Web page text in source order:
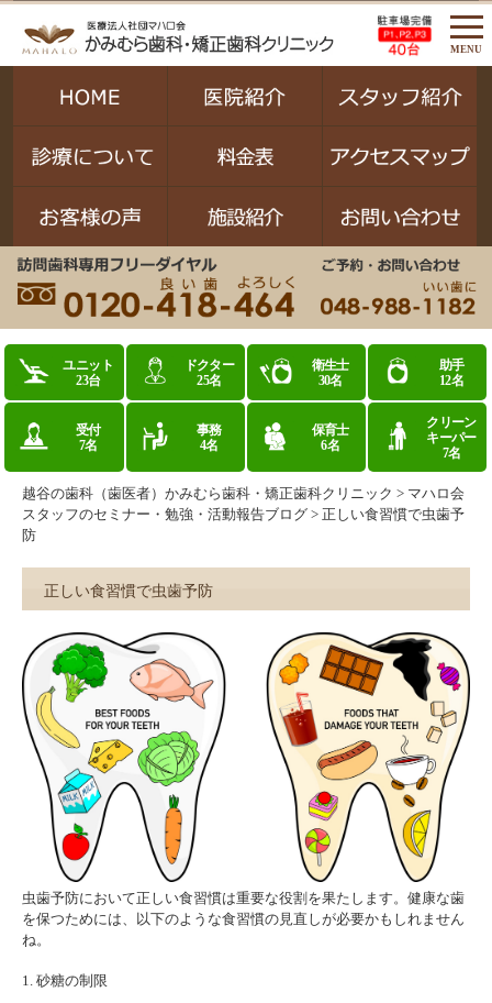
MENU
ユニット
23台
ドクター
25名
衛生士
30名
助手
12名
受付
7名
事務
4名
保育士
6名
クリーン
キーパー
7名
越谷の歯科（歯医者）かみむら歯科・矯正歯科クリニック > マハロ会
スタッフのセミナー・勉強・活動報告ブログ > 正しい食習慣で虫歯予
防
正しい食習慣で虫歯予防
虫歯予防において正しい食習慣は重要な役割を果たします。健康な歯
を保つためには、以下のような食習慣の見直しが必要かもしれません
ね。
1. 砂糖の制限